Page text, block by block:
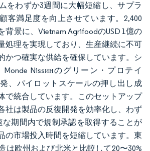
をわずか3週間に大幅短縮し、サプラ
客満足度を向上させています。2,400
背景に、Vietnam AgrifoodのUSD 1億の
処理を実現しており、生産継続に不可
かつ確実な供給を確保しています。シ
Nissинのグリーン・プロテイ
、パイロットスケールの押し出し成
で統合しています。このセットアップ
社は製品の反復開発を効率化し、わず
期間内で規制承認を取得することが
の市場投入時間を短縮しています。東
は欧州および北米と比較して20〜30%